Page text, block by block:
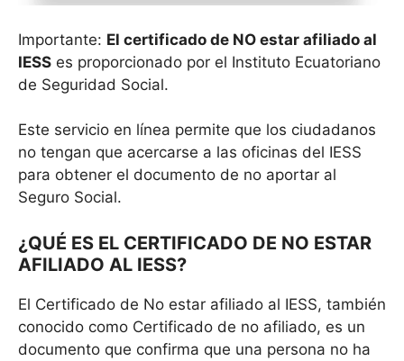
Importante: El certificado de NO estar afiliado al
IESS es proporcionado por el Instituto Ecuatoriano
de Seguridad Social.
Este servicio en línea permite que los ciudadanos
no tengan que acercarse a las oficinas del IESS
para obtener el documento de no aportar al
Seguro Social.
¿QUÉ ES EL CERTIFICADO DE NO ESTAR
AFILIADO AL IESS?
El Certificado de No estar afiliado al IESS, también
conocido como Certificado de no afiliado, es un
documento que confirma que una persona no ha